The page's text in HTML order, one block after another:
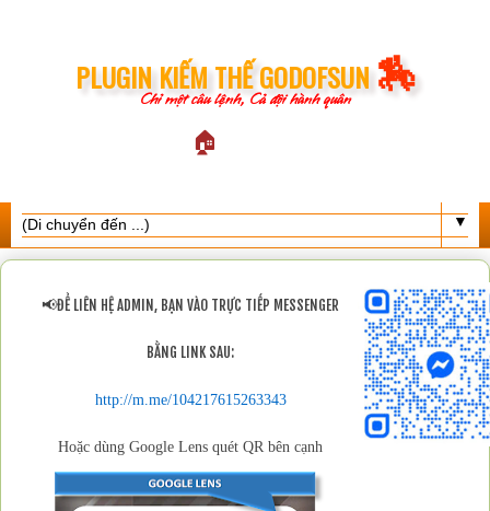
PLUGIN KIẾM THẾ GODOFSUN🏇
Chỉ một câu lệnh, Cả đội hành quân
🏠
▼
📢ĐỂ LIÊN HỆ ADMIN, BẠN VÀO TRỰC TIẾP MESSENGER
BẰNG LINK SAU:
http://m.me/104217615263343
Hoặc dùng Google Lens quét QR bên cạnh